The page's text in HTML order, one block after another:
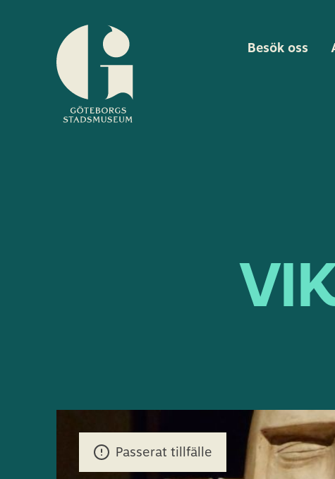
stadsmuseum
Besök oss
Passerat tillfälle